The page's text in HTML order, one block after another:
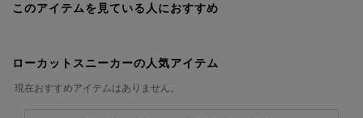
このアイテムを見ている人におすすめ
ローカットスニーカーの人気アイテム
現在おすすめアイテムはありません。